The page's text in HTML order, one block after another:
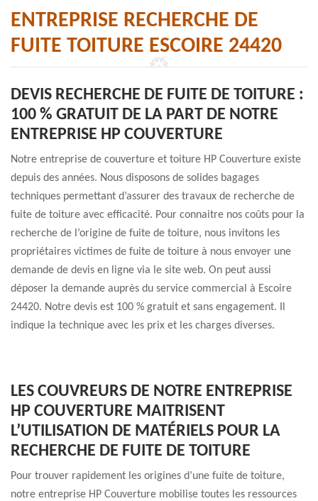
ENTREPRISE RECHERCHE DE
FUITE TOITURE ESCOIRE 24420
DEVIS RECHERCHE DE FUITE DE TOITURE :
100 % GRATUIT DE LA PART DE NOTRE
ENTREPRISE HP COUVERTURE
Notre entreprise de couverture et toiture HP Couverture existe
depuis des années. Nous disposons de solides bagages
techniques permettant d’assurer des travaux de recherche de
fuite de toiture avec efficacité. Pour connaitre nos coûts pour la
recherche de l’origine de fuite de toiture, nous invitons les
propriétaires victimes de fuite de toiture à nous envoyer une
demande de devis en ligne via le site web. On peut aussi
déposer la demande auprès du service commercial à Escoire
24420. Notre devis est 100 % gratuit et sans engagement. Il
indique la technique avec les prix et les charges diverses.
LES COUVREURS DE NOTRE ENTREPRISE
HP COUVERTURE MAITRISENT
L’UTILISATION DE MATÉRIELS POUR LA
RECHERCHE DE FUITE DE TOITURE
Pour trouver rapidement les origines d’une fuite de toiture,
notre entreprise HP Couverture mobilise toutes les ressources